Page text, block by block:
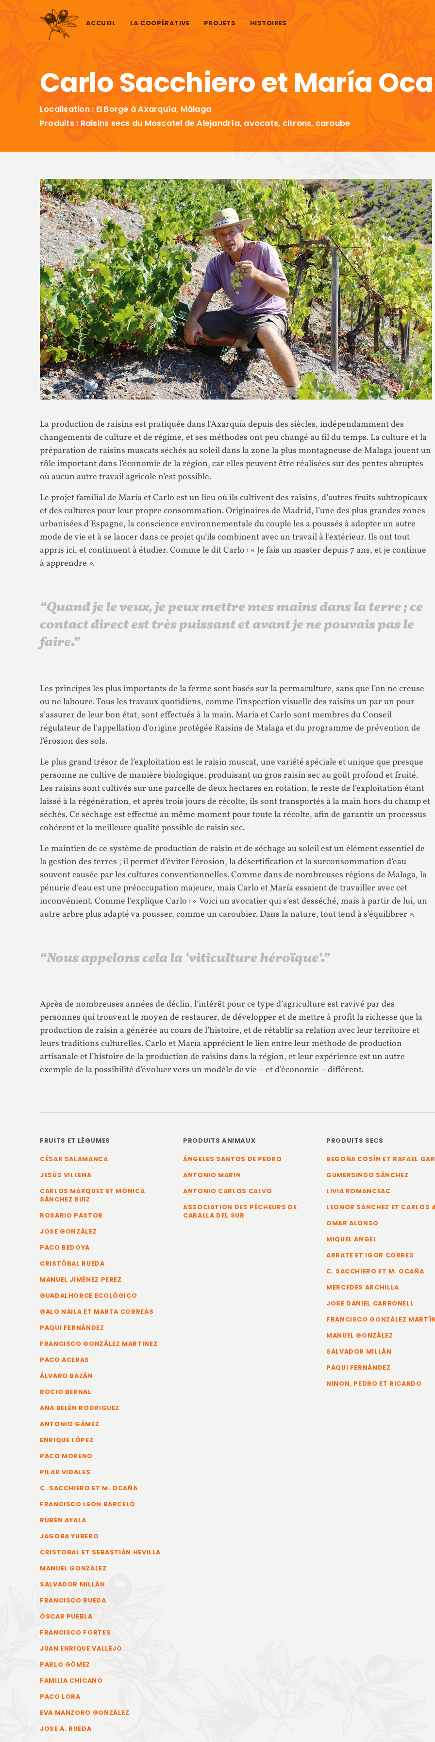
Aller au contenu
ACCUEIL LA COOPÉRATIVE PROJETS HISTOIRES
Carlo Sacchiero et María
Localisation : El Borge à Axarquía, Málaga
Produits : Raisins secs du Moscatel de Alejandría, avocats, citrons, caroube
La production de raisins est pratiquée dans l’Axarquía depuis des siècles, indépendamment des
changements de culture et de régime, et ses méthodes ont peu changé au fil du temps. La culture et la
préparation de raisins muscats séchés au soleil dans la zone la plus montagneuse de Malaga jouent un
rôle important dans l’économie de la région, car elles peuvent être réalisées sur des pentes abruptes
où aucun autre travail agricole n’est possible.
Le projet familial de María et Carlo est un lieu où ils cultivent des raisins, d’autres fruits subtropicaux
et des cultures pour leur propre consommation. Originaires de Madrid, l’une des plus grandes zones
urbanisées d’Espagne, la conscience environnementale du couple les a poussés à adopter un autre
mode de vie et à se lancer dans ce projet qu’ils combinent avec un travail à l’extérieur. Ils ont tout
appris ici, et continuent à étudier. Comme le dit Carlo : « Je fais un master depuis 7 ans, et je continue
à apprendre ».
“Quand je le veux, je peux mettre mes mains dans la terre ; ce
contact direct est très puissant et avant je ne pouvais pas le
faire.”
Les principes les plus importants de la ferme sont basés sur la permaculture, sans que l’on ne creuse
ou ne laboure. Tous les travaux quotidiens, comme l’inspection visuelle des raisins un par un pour
s’assurer de leur bon état, sont effectués à la main. María et Carlo sont membres du Conseil
régulateur de l’appellation d’origine protégée Raisins de Malaga et du programme de prévention de
l’érosion des sols.
Le plus grand trésor de l’exploitation est le raisin muscat, une variété spéciale et unique que presque
personne ne cultive de manière biologique, produisant un gros raisin sec au goût profond et fruité.
Les raisins sont cultivés sur une parcelle de deux hectares en rotation, le reste de l’exploitation étant
laissé à la régénération, et après trois jours de récolte, ils sont transportés à la main hors du champ et
séchés. Ce séchage est effectué au même moment pour toute la récolte, afin de garantir un processus
cohérent et la meilleure qualité possible de raisin sec.
Le maintien de ce système de production de raisin et de séchage au soleil est un élément essentiel de
la gestion des terres ; il permet d’éviter l’érosion, la désertification et la surconsommation d’eau
souvent causée par les cultures conventionnelles. Comme dans de nombreuses régions de Malaga, la
pénurie d’eau est une préoccupation majeure, mais Carlo et María essaient de travailler avec cet
inconvénient. Comme l’explique Carlo : « Voici un avocatier qui s’est desséché, mais à partir de lui, un
autre arbre plus adapté va pousser, comme un caroubier. Dans la nature, tout tend à s’équilibrer ».
“Nous appelons cela la ‘viticulture héroïque’.”
Après de nombreuses années de déclin, l’intérêt pour ce type d’agriculture est ravivé par des
personnes qui trouvent le moyen de restaurer, de développer et de mettre à profit la richesse que la
production de raisin a générée au cours de l’histoire, et de rétablir sa relation avec leur territoire et
leurs traditions culturelles. Carlo et María apprécient le lien entre leur méthode de production
artisanale et l’histoire de la production de raisins dans la région, et leur expérience est un autre
exemple de la possibilité d’évoluer vers un modèle de vie – et d’économie – différent.
FRUITS ET LÉGUMES
CÉSAR SALAMANCA
JESÚS VILLENA
CARLOS MÁRQUEZ ET MÓNICA
SÁNCHEZ RUIZ
ROSARIO PASTOR
JOSE GONZÁLEZ
PACO BEDOYA
CRISTÓBAL RUEDA
MANUEL JIMÉNEZ PEREZ
GUADALHORCE ECOLÓGICO
GALO NAILA ET MARTA CORREAS
PAQUI FERNÁNDEZ
FRANCISCO GONZÁLEZ MARTINEZ
PACO ACERAS
ÁLVARO BAZÁN
ROCIO BERNAL
ANA BELÉN RODRIGUEZ
ANTONIO GÁMEZ
ENRIQUE LÓPEZ
PACO MORENO
PILAR VIDALES
C. SACCHIERO ET M. OCAÑA
FRANCISCO LEÓN BARCELÓ
RUBÉN AYALA
JAGOBA YUBERO
CRISTOBAL ET SEBASTIÁN HEVILLA
MANUEL GONZÁLEZ
SALVADOR MILLÁN
FRANCISCO RUEDA
ÓSCAR PUEBLA
FRANCISCO FORTES
JUAN ENRIQUE VALLEJO
PABLO GÓMEZ
FAMILIA CHICANO
PACO LORA
EVA MANZORO GONZÁLEZ
JOSE A. RUEDA
PRODUITS ANIMAUX
ÁNGELES SANTOS DE PEDRO
ANTONIO MARIN
ANTONIO CARLOS CALVO
ASSOCIATION DES PÊCHEURS DE
CABALLA DEL SUR
PRODUITS SECS
BEGOÑA COSÍN ET RAFAEL
GUMERSINDO SÁNCHEZ
LIVIA ROMANCEAC
LEONOR SÁNCHEZ ET CARLOS
OMAR ALONSO
MIQUEL ANGEL
ARRATE ET IGOR CORRES
C. SACCHIERO ET M. OCAÑA
MERCEDES ARCHILLA
JOSE DANIEL CARBONELL
FRANCISCO GONZÁLEZ
MANUEL GONZÁLEZ
SALVADOR MILLÁN
PAQUI FERNÁNDEZ
NINON, PEDRO ET RICARDO